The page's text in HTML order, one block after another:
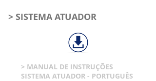
> SISTEMA ATUADOR
> MANUAL DE INSTRUÇÕES
SISTEMA ATUADOR - PORTUGUÊS